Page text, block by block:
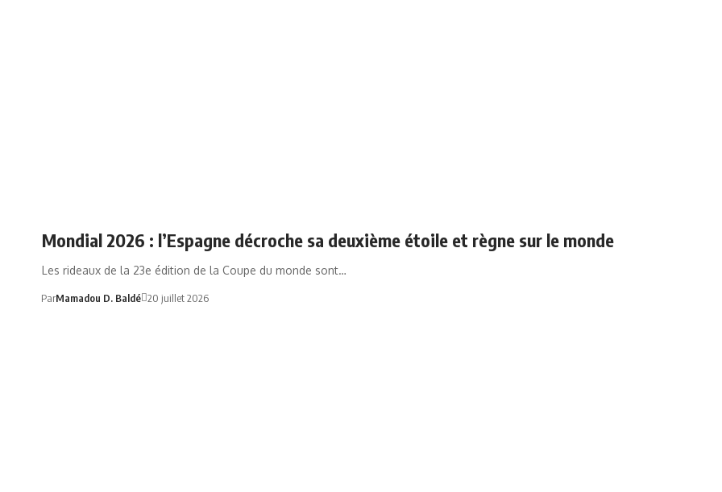
Mondial 2026 : l’Espagne décroche sa deuxième étoile et règne sur le monde
Les rideaux de la 23e édition de la Coupe du monde sont…
ParMamadou D. Baldé 20 juillet 2026